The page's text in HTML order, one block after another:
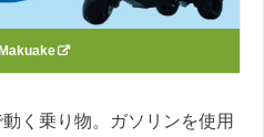
Makuake
く乗り物。ガソリンを使用